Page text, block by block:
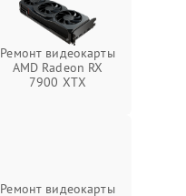
Ремонт видеокарты
AMD Radeon RX
7900 XTX
Ремонт видеокарты